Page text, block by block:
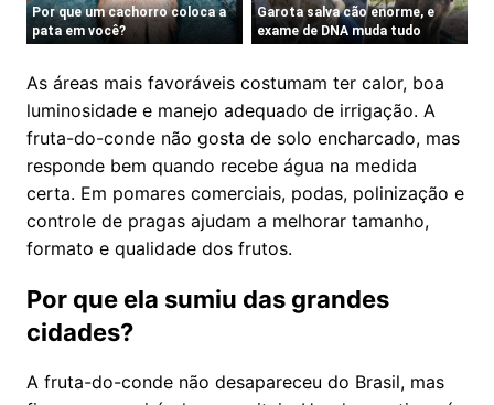
As áreas mais favoráveis costumam ter calor, boa
luminosidade e manejo adequado de irrigação. A
fruta-do-conde não gosta de solo encharcado, mas
responde bem quando recebe água na medida
certa. Em pomares comerciais, podas, polinização e
controle de pragas ajudam a melhorar tamanho,
formato e qualidade dos frutos.
Por que ela sumiu das grandes
cidades?
A fruta-do-conde não desapareceu do Brasil, mas